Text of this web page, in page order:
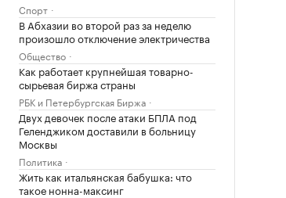
Спорт
В Абхазии во второй раз за неделю
произошло отключение электричества
Общество
Как работает крупнейшая товарно-
сырьевая биржа страны
РБК и Петербургская Биржа
Двух девочек после атаки БПЛА под
Геленджиком доставили в больницу
Москвы
Политика
Жить как итальянская бабушка: что
такое нонна-максинг